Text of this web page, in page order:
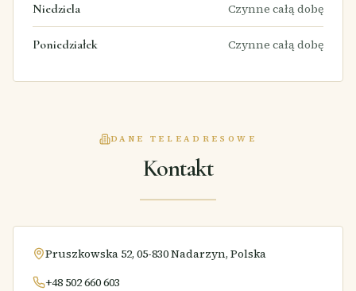
Niedziela Czynne całą dobę
Poniedziałek Czynne całą dobę
DANE TELEADRESOWE
Kontakt
Pruszkowska 52, 05-830 Nadarzyn, Polska
+48 502 660 603